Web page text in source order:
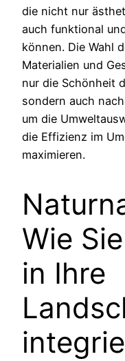
die nicht nur
auch funktional
können. Die Wahl
Materialien und
nur die Schönheit
sondern auch
um die
die Effizienz im
maximieren.
Wie
in Ihre